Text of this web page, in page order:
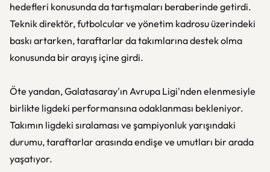
hedefleri konusunda da tartışmaları beraberinde getirdi.
Teknik direktör, futbolcular ve yönetim kadrosu üzerindeki
baskı artarken, taraftarlar da takımlarına destek olma
konusunda bir arayış içine girdi.
Öte yandan, Galatasaray'ın Avrupa Ligi'nden elenmesiyle
birlikte ligdeki performansına odaklanması bekleniyor.
Takımın ligdeki sıralaması ve şampiyonluk yarışındaki
durumu, taraftarlar arasında endişe ve umutları bir arada
yaşatıyor.